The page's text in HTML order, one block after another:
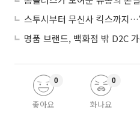
좋아요
0
화나요
0